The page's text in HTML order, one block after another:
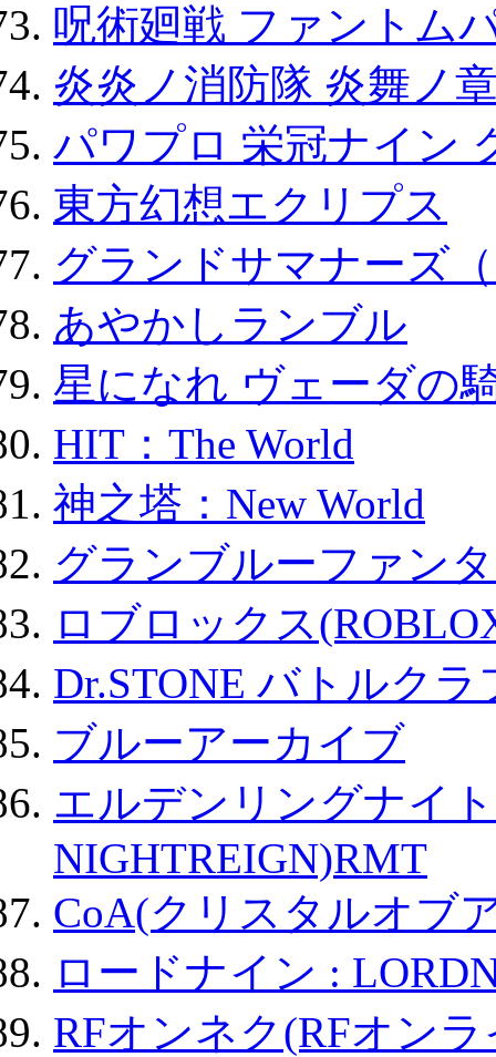
呪術廻戦 ファントム
炎炎ノ消防隊 炎舞ノ
パワプロ 栄冠ナイン
東方幻想エクリプス
グランドサマナーズ
あやかしランブル
星になれ ヴェーダの
HIT：The World
神之塔：New World
グランブルーファン
ロブロックス
Dr.STONE バトルク
ブルーアーカイブ
エルデンリングナイ
NIGHTREIGN)RMT
CoA(クリスタルオブ
ロードナイン :
RFオンネク(RFオン